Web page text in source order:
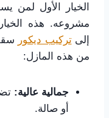
الخيار الأول لمن
مشروعه. هذه
إلىتركيب ديكور
من هذه المازل:
جمالية عالية:
أو صالة.